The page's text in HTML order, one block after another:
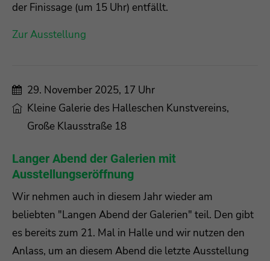
der Finissage (um 15 Uhr) entfällt.
Zur Ausstellung
29. November 2025, 17 Uhr
Kleine Galerie des Halleschen Kunstvereins,
Große Klausstraße 18
Langer Abend der Galerien mit
Ausstellungseröffnung
Wir nehmen auch in diesem Jahr wieder am
beliebten "Langen Abend der Galerien" teil. Den gibt
es bereits zum 21. Mal in Halle und wir nutzen den
Anlass, um an diesem Abend die letzte Ausstellung